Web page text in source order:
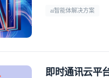
ai智能体解决方案
即时通讯云平